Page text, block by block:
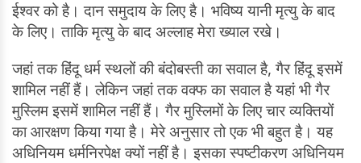
ईश्वर को है। दान समुदाय के लिए है। भविष्य यानी मृत्यु के बाद
के लिए। ताकि मृत्यु के बाद अल्लाह मेरा ख्याल रखे।
जहां तक हिंदू धर्म स्थलों की बंदोबस्ती का सवाल है, गैर हिंदू इसमें
शामिल नहीं हैं। लेकिन जहां तक वक्फ का सवाल है यहां भी गैर
मुस्लिम इसमें शामिल नहीं हैं। गैर मुस्लिमों के लिए चार व्यक्तियों
का आरक्षण किया गया है। मेरे अनुसार तो एक भी बहुत है। यह
अधिनियम धर्मनिरपेक्ष क्यों नहीं है। इसका स्पष्टीकरण अधिनियम